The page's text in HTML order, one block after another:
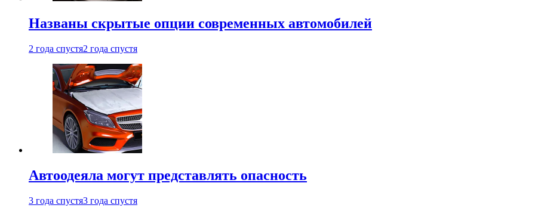
Названы скрытые опции современных автомобилей
2 года спустя2 года спустя
Автоодеяла могут представлять опасность
3 года спустя3 года спустя